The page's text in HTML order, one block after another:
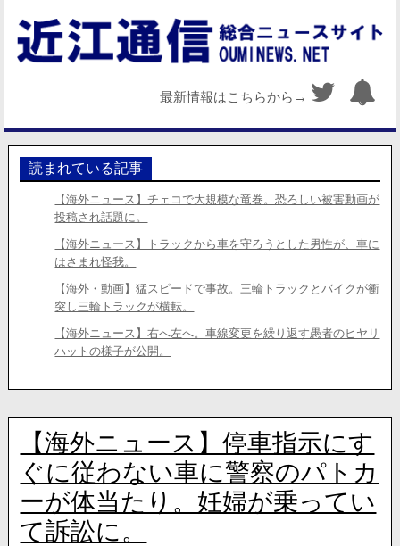
最新情報はこちらから→
読まれている記事
【海外ニュース】チェコで大規模な竜巻。恐ろしい被害動画が
投稿され話題に。
【海外ニュース】トラックから車を守ろうとした男性が、車に
はさまれ怪我。
【海外・動画】猛スピードで事故。三輪トラックとバイクが衝
突し三輪トラックが横転。
【海外ニュース】右へ左へ。車線変更を繰り返す愚者のヒヤリ
ハットの様子が公開。
【海外ニュース】停車指示にす
ぐに従わない車に警察のパトカ
ーが体当たり。妊婦が乗ってい
て訴訟に。